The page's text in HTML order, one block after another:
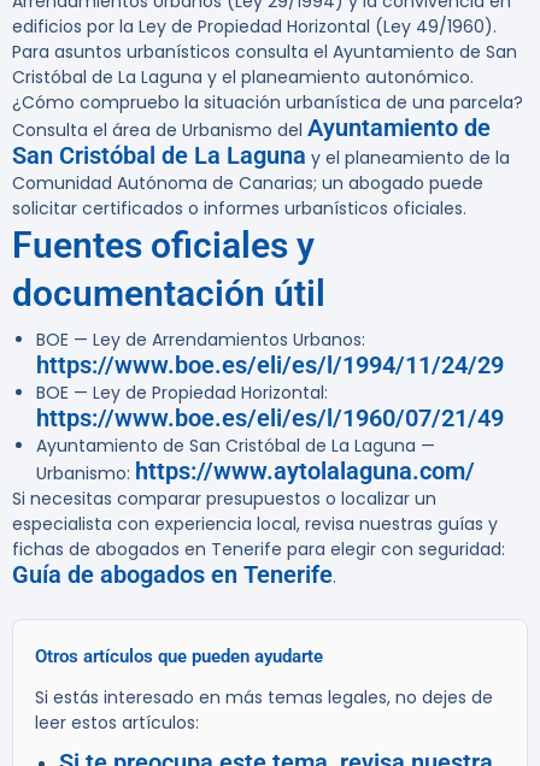
edificios por la Ley de Propiedad Horizontal (Ley 49/1960).
Para asuntos urbanísticos consulta el Ayuntamiento de San
Cristóbal de La Laguna y el planeamiento autonómico.
¿Cómo compruebo la situación urbanística de una parcela?
Consulta el área de Urbanismo del Ayuntamiento de
San Cristóbal de La Laguna y el planeamiento de la
Comunidad Autónoma de Canarias; un abogado puede
solicitar certificados o informes urbanísticos oficiales.
Fuentes oficiales y
documentación útil
BOE — Ley de Arrendamientos Urbanos:
https://www.boe.es/eli/es/l/1994/11/24/29
BOE — Ley de Propiedad Horizontal:
https://www.boe.es/eli/es/l/1960/07/21/49
Ayuntamiento de San Cristóbal de La Laguna —
Urbanismo: https://www.aytolalaguna.com/
Si necesitas comparar presupuestos o localizar un
especialista con experiencia local, revisa nuestras guías y
fichas de abogados en Tenerife para elegir con seguridad:
Guía de abogados en Tenerife.
Otros artículos que pueden ayudarte
Si estás interesado en más temas legales, no dejes de
leer estos artículos: